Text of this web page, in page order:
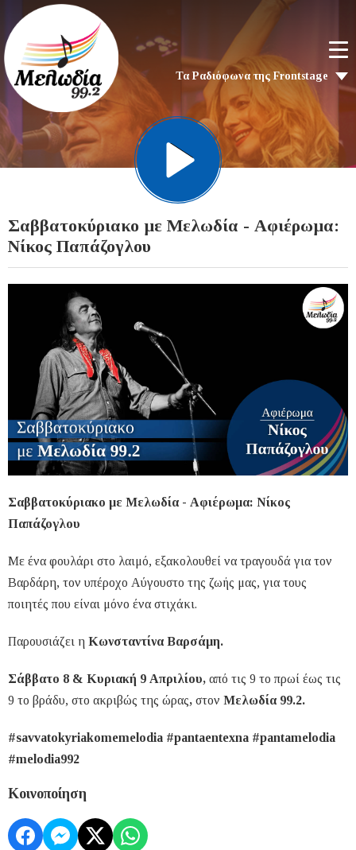
Τα Ραδιόφωνα της Frontstage
Σαββατοκύριακο με Μελωδία - Αφιέρωμα:
Νίκος Παπάζογλου
Σαββατοκύριακο με Μελωδία - Αφιέρωμα: Νίκος
Παπάζογλου
Με ένα φουλάρι στο λαιμό, εξακολουθεί να τραγουδά για τον
Βαρδάρη, τον υπέροχο Αύγουστο της ζωής μας, για τους
ποιητές που είναι μόνο ένα στιχάκι.
Παρουσιάζει η Κωνσταντίνα Βαρσάμη.
Σάββατο 8 & Κυριακή 9 Απριλίου, από τις 9 το πρωί έως τις
9 το βράδυ, στο ακριβώς της ώρας, στον Μελωδία 99.2.
#savvatokyriakomemelodia #pantaentexna #pantamelodia
#melodia992
Κοινοποίηση